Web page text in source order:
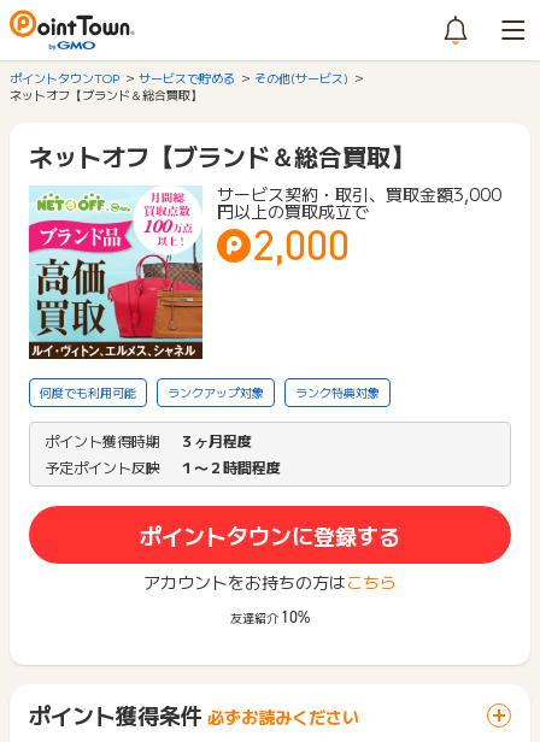
ポイントタウンTOP サービスで貯める
その他(サービス)
ネットオフ【ブランド＆総合買取】
ネットオフ【ブランド＆総合買取】
サービス契約・取引、買取金額3,000
円以上の買取成立で
2,000
何度でも利用可能 ランクアップ対象 ランク特典対象
ポイント獲得時期
３ヶ月程度
予定ポイント反映
１〜２時間程度
ポイントタウンに登録する
アカウントをお持ちの方はこちら
友達紹介 10%
ポイント獲得条件 必ずお読みください